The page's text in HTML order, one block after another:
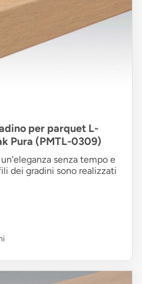
per parquet L-
Pura (PMTL-0309)
senza tempo e
dei gradini sono realizzati